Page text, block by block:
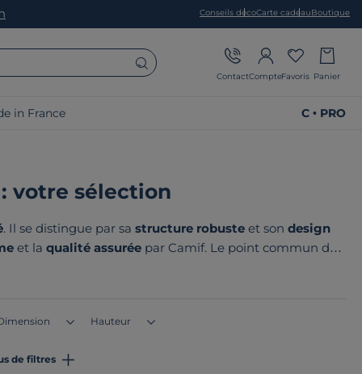
Conseils décoCarte cadeauBoutique
ContactCompteFavoris Panier
in France C • PRO
votre sélection
. Il se distingue par sa structure robusteet son design
et la qualité assurée par Camif. Le point commun de
ou en Europe !
Hauteur
de filtres